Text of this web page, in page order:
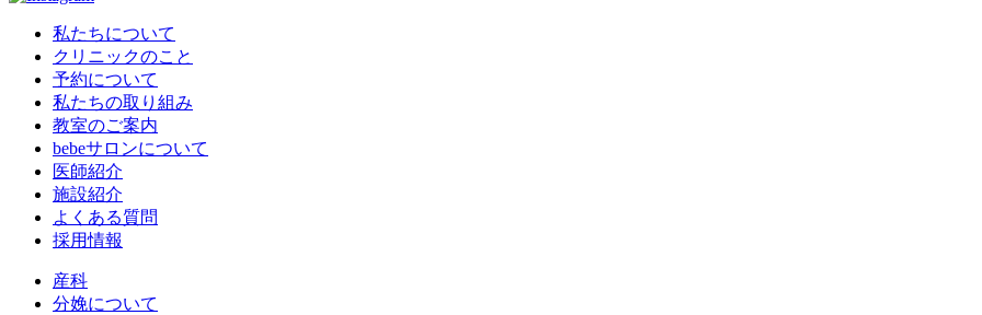
私たちについて
クリニックのこと
予約について
私たちの取り組み
教室のご案内
bebeサロンについて
医師紹介
施設紹介
よくある質問
採用情報
産科
分娩について